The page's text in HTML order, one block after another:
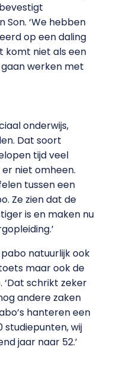
‘We hebben
op een daling
komt niet als een
gaan werken met
onderwijs,
Dat soort
tijd veel
er niet omheen.
tussen een
Ze zien dat de
is en maken nu
natuurlijk ook
maar ook de
schrikt zeker
andere zaken
hanteren een
studiepunten, wij
jaar naar 52.’